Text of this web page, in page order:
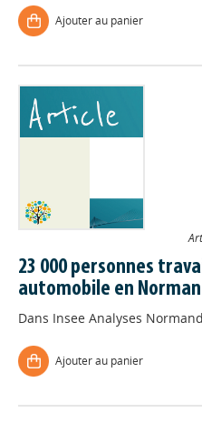
Ajouter au panier
23 000 personnes
automobile en
Dans Insee Analyses
Ajouter au panier